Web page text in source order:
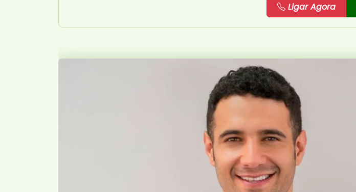
Ligar Agora